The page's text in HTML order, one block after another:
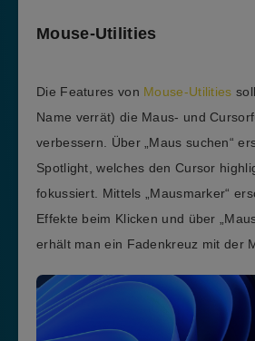
Mouse-Utilities
Die Features von Mouse-Utilities
Name verrät) die Maus- und
verbessern. Über „Maus suchen“
Spotlight, welches den Cursor
fokussiert. Mittels „Mausmarker“
Effekte beim Klicken und über
erhält man ein Fadenkreuz mit der